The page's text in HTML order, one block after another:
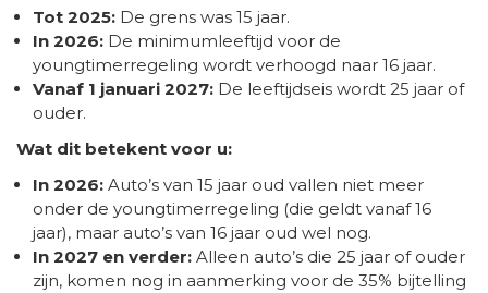
Tot 2025: De grens was 15 jaar.
In 2026: De minimumleeftijd voor de
youngtimerregeling wordt verhoogd naar 16 jaar.
Vanaf 1 januari 2027: De leeftijdseis wordt 25 jaar of
ouder.
Wat dit betekent voor u:
In 2026: Auto’s van 15 jaar oud vallen niet meer
onder de youngtimerregeling (die geldt vanaf 16
jaar), maar auto’s van 16 jaar oud wel nog.
In 2027 en verder: Alleen auto’s die 25 jaar of ouder
zijn, komen nog in aanmerking voor de 35% bijtelling